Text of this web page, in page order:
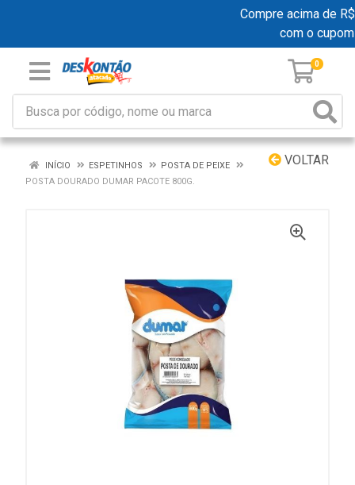
Compre acima de
com o cupom
0
VOLTAR
INÍCIO ESPETINHOS
POSTA DE PEIXE
POSTA DOURADO DUMAR PACOTE 800G.